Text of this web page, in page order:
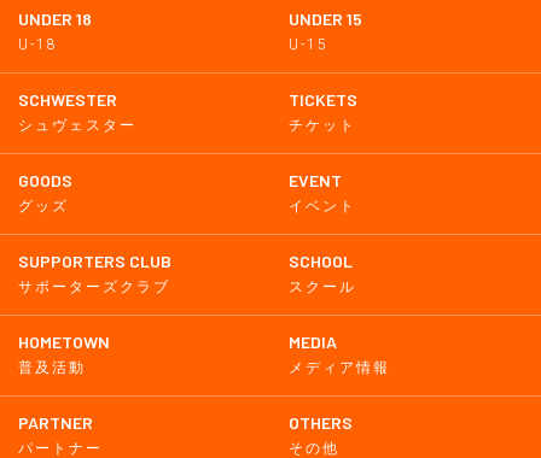
UNDER 18
U-18
UNDER 15
U-15
SCHWESTER
シュヴェスター
TICKETS
チケット
GOODS
グッズ
EVENT
イベント
SUPPORTERS CLUB
サポーターズクラブ
SCHOOL
スクール
HOMETOWN
普及活動
MEDIA
メディア情報
PARTNER
パートナー
OTHERS
その他